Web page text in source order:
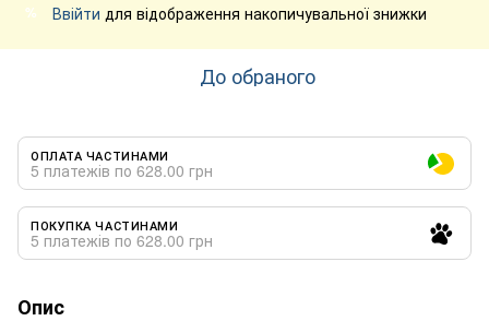
% Ввійти для відображення накопичувальної знижки
До обраного
ОПЛАТА ЧАСТИНАМИ
5 платежів по 628.00 грн
ПОКУПКА ЧАСТИНАМИ
5 платежів по 628.00 грн
Опис